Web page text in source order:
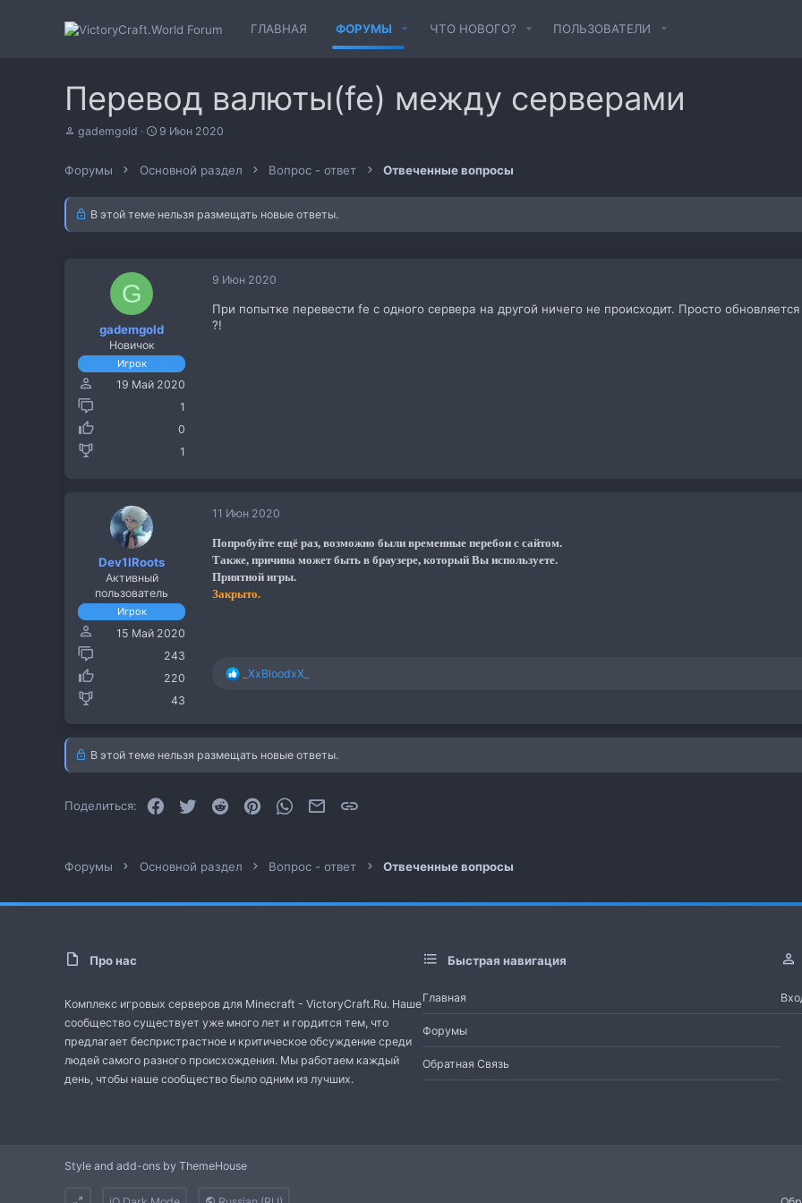
ГЛАВНАЯ ФОРУМЫ ЧТО НОВОГО? ПОЛЬЗОВАТЕЛИ
Перевод валюты(fe) между серверами
А
о
т
е
gademgold
Д
а
ч
9 Июн 2020
Форумы Основной раздел Вопрос - ответ Отвеченные вопросы
В этой теме нельзя размещать новые ответы.
G
gademgold
Новичок
Игрок
19 Май 2020
1
0
1
9 Июн 2020
При попытке перевести fe с одного сервера на другой ничего не происходит. Просто
?!
Dev1lRoots
Активный
пользователь
Игрок
15 Май 2020
243
220
43
11 Июн 2020
Попробуйте ещё раз, возможно были временные перебои с сайтом.
Также, причина может быть в браузере, который Вы используете.
Приятной игры.
Закрыто.
Р_XxBloodxX_
В этой теме нельзя размещать новые ответы.
Поделиться: Facebook
Twitter Reddit PinterestWhatsAppЭлектронная почта
Форумы Основной раздел Вопрос - ответ Отвеченные вопросы
Про нас
Комплекс игровых серверов для Minecraft - VictoryCraft.Ru. Наше
сообщество существует уже много лет и гордится тем, что
предлагает беспристрастное и критическое обсуждение среди
людей самого разного происхождения. Мы работаем каждый
день, чтобы наше сообщество было одним из лучших.
Быстрая навигация
Главная
Форумы
Обратная Связь
Style and add-ons by ThemeHouse